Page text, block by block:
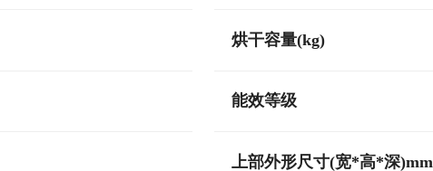
烘干容量(kg)
能效等级
上部外形尺寸(宽*高*深)mm